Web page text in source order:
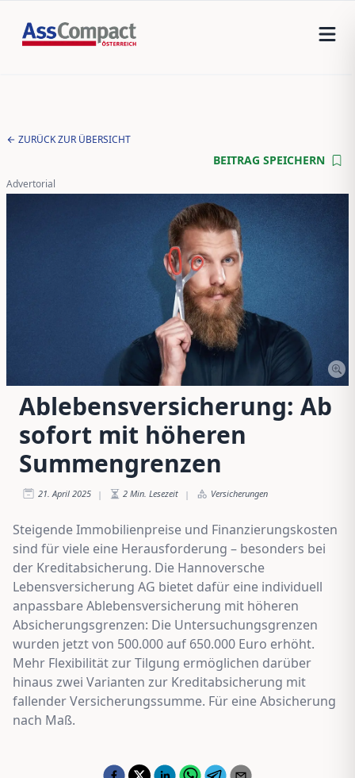
ZURÜCK ZUR ÜBERSICHT
BEITRAG SPEICHERN
Advertorial
Ablebensversicherung: Ab
sofort mit höheren
Summengrenzen
21. April 2025 | 2 Min. Lesezeit | Versicherungen
Steigende Immobilienpreise und Finanzierungskosten
sind für viele eine Herausforderung – besonders bei
der Kreditabsicherung. Die Hannoversche
Lebensversicherung AG bietet dafür eine individuell
anpassbare Ablebensversicherung mit höheren
Absicherungsgrenzen: Die Untersuchungsgrenzen
wurden jetzt von 500.000 auf 650.000 Euro erhöht.
Mehr Flexibilität zur Tilgung ermöglichen darüber
hinaus zwei Varianten zur Kreditabsicherung mit
fallender Versicherungssumme. Für eine Absicherung
nach Maß.